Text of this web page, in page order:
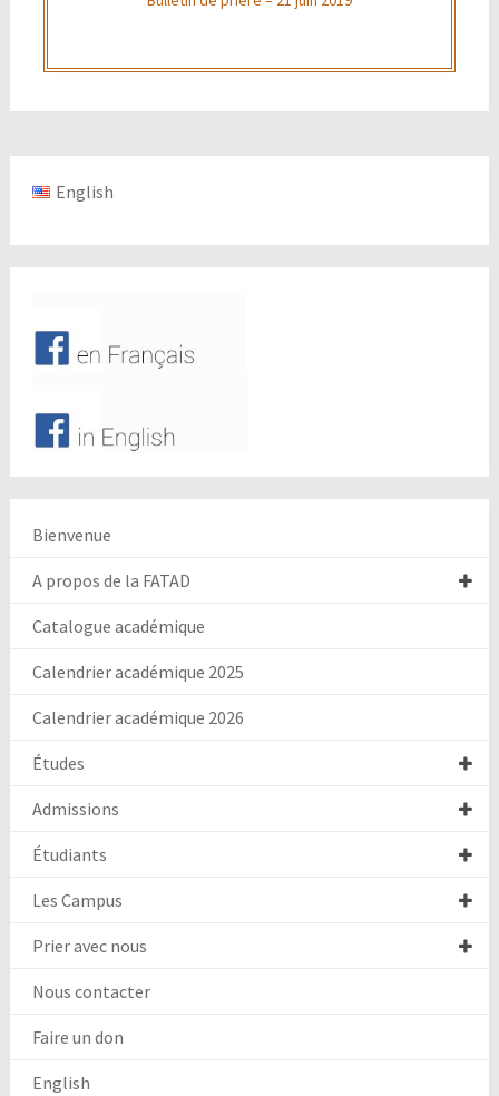
English
Bienvenue
A propos de la FATAD
Catalogue académique
Calendrier académique 2025
Calendrier académique 2026
Études
Admissions
Étudiants
Les Campus
Prier avec nous
Nous contacter
Faire un don
English